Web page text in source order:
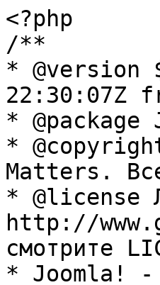
<?php
/**
* @version
22:30:07Z
* @package
*
Matters.
* @license
http://
смотрите
* Joomla! -